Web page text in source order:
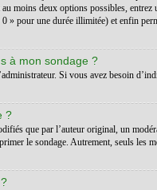
moins deux options possibles,
» pour une durée illimitée) et enfin
à mon sondage ?
Si vous avez besoin
?
que par l’auteur original, un
le sondage. Autrement, seuls les